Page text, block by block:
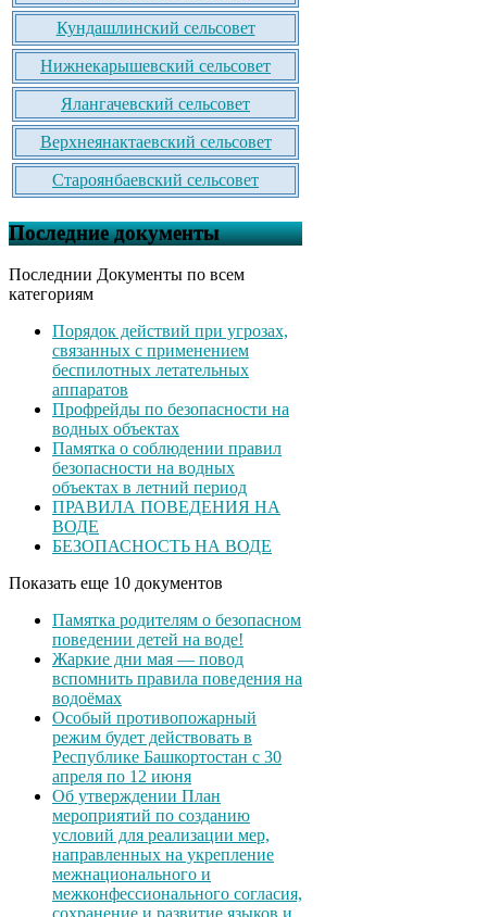
Кундашлинский сельсовет
Нижнекарышевский сельсовет
Ялангачевский сельсовет
Верхнеянактаевский сельсовет
Староянбаевский сельсовет
Последние документы
Последнии Документы по всем
категориям
Порядок действий при угрозах,
связанных с применением
беспилотных летательных
аппаратов
Профрейды по безопасности на
водных объектах
Памятка о соблюдении правил
безопасности на водных
объектах в летний период
ПРАВИЛА ПОВЕДЕНИЯ НА
ВОДЕ
БЕЗОПАСНОСТЬ НА ВОДЕ
Показать еще 10 документов
Памятка родителям о безопасном
поведении детей на воде!
Жаркие дни мая — повод
вспомнить правила поведения на
водоёмах
Особый противопожарный
режим будет действовать в
Республике Башкортостан с 30
апреля по 12 июня
Об утверждении План
мероприятий по созданию
условий для реализации мер,
направленных на укрепление
межнационального и
межконфессионального согласия,